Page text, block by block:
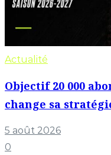
Actualité
Objectif 20 000
change sa
5 août 2026
0